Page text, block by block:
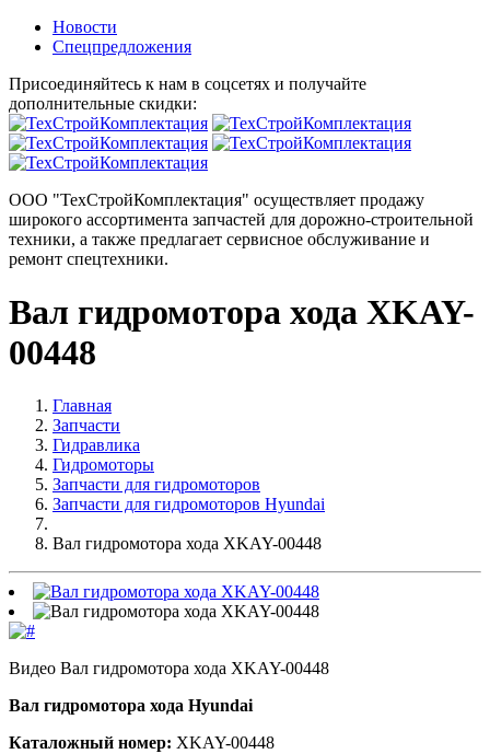
Новости
Спецпредложения
Присоединяйтесь к нам в соцсетях и получайте
дополнительные скидки:
ООО "ТехСтройКомплектация" осуществляет продажу
широкого ассортимента запчастей для дорожно-строительной
техники, а также предлагает сервисное обслуживание и
ремонт спецтехники.
Вал гидромотора хода XKAY-
00448
Главная
Запчасти
Гидравлика
Гидромоторы
Запчасти для гидромоторов
Запчасти для гидромоторов Hyundai
Вал гидромотора хода XKAY-00448
Видео Вал гидромотора хода XKAY-00448
Вал гидромотора хода Hyundai
Каталожный номер: XKAY-00448